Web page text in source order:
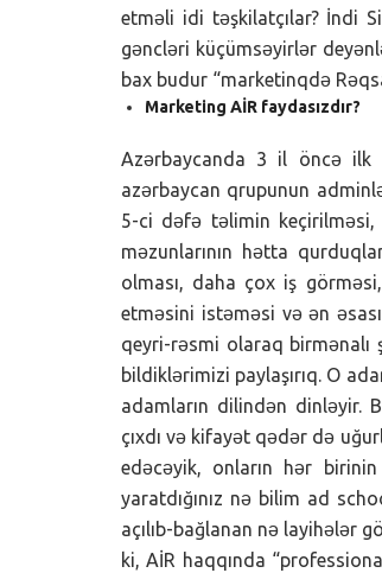
etməli idi təşkilatçılar? İndi
gəncləri küçümsəyirlər
bax budur “marketinqdə
Marketing AİR faydasızdır?
Azərbaycanda 3 il öncə ilk
azərbaycan qrupunun
5-ci dəfə təlimin keçirilməsi,
məzunlarının hətta
olması, daha çox iş
etməsini istəməsi və ən
qeyri-rəsmi olaraq birmənalı
bildiklərimizi paylaşırıq. O
adamların dilindən dinləyir.
çıxdı və kifayət qədər də
edəcəyik, onların hər
yaratdığınız nə bilim ad
açılıb-bağlanan nə layihələr
ki, AİR haqqında